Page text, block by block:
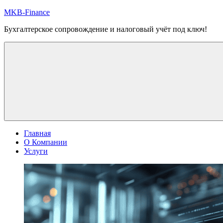
Перейти
содержимому
MKB-Finance
Бухгалтерское сопровождение и налоговый учёт под ключ!
Главная
О Компании
Услуги